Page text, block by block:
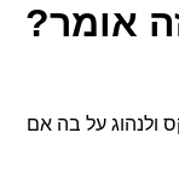
אומר?
ולנהוג על בה אם